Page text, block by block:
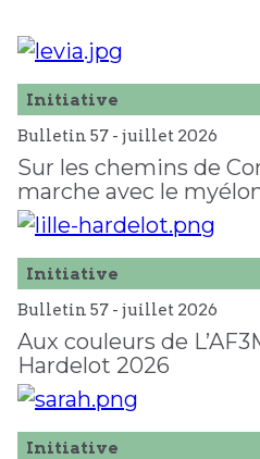
Initiative
Bulletin 57 - juillet 2026
Sur les chemins de
marche avec le
Initiative
Bulletin 57 - juillet 2026
Aux couleurs de
Hardelot 2026
Initiative